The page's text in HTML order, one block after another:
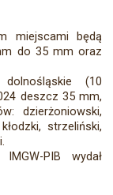
miejscami będą
do 35 mm oraz
dolnośląskie (10
deszcz 35 mm,
dzierżoniowski,
strzeliński,
PIB wydał